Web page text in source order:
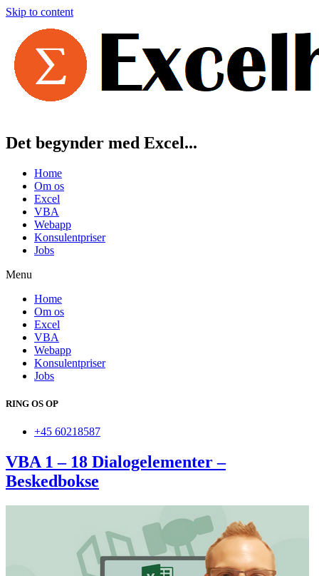
Skip to content
Det begynder med Excel...
Home
Om os
Excel
VBA
Webapp
Konsulentpriser
Jobs
Menu
Home
Om os
Excel
VBA
Webapp
Konsulentpriser
Jobs
RING OS OP
+45 60218587
VBA 1 – 18 Dialogelementer –
Beskedbokse